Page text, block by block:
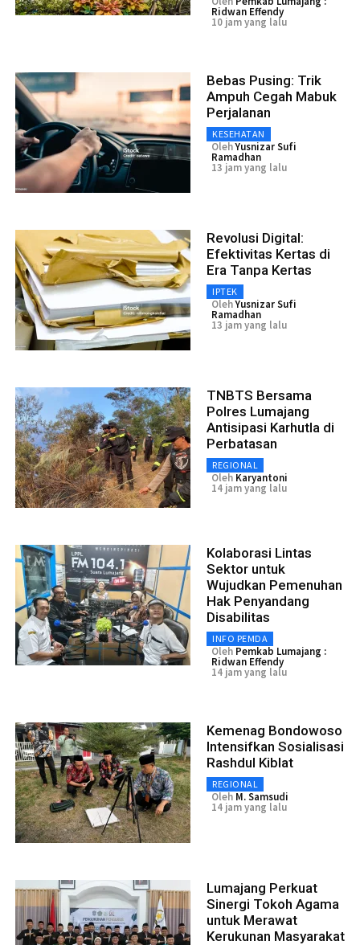
Ridwan Effendy
10 jam yang lalu
Bebas Pusing: Trik
Ampuh Cegah Mabuk
Perjalanan
KESEHATAN
OlehYusnizar Sufi
Ramadhan
13 jam yang lalu
Revolusi Digital:
Efektivitas Kertas di
Era Tanpa Kertas
IPTEK
OlehYusnizar Sufi
Ramadhan
13 jam yang lalu
TNBTS Bersama
Polres Lumajang
Antisipasi Karhutla di
Perbatasan
REGIONAL
Oleh Karyantoni
14 jam yang lalu
Kolaborasi Lintas
Sektor untuk
Wujudkan Pemenuhan
Hak Penyandang
Disabilitas
INFO PEMDA
Oleh Pemkab Lumajang :
Ridwan Effendy
14 jam yang lalu
Kemenag Bondowoso
Intensifkan Sosialisasi
Rashdul Kiblat
REGIONAL
Oleh M. Samsudi
14 jam yang lalu
Lumajang Perkuat
Sinergi Tokoh Agama
untuk Merawat
Kerukunan Masyarakat